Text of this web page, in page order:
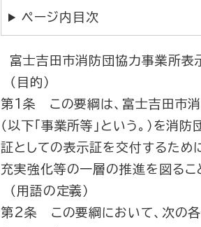
ページ内目次
富士吉田市消防団協力事業所表
（目的）
第1条 この要綱は、富士吉田市
（以下「事業所等」という。）を消
証としての表示証を交付するため
充実強化等の一層の推進を図るこ
（用語の定義）
第2条 この要綱において、次の